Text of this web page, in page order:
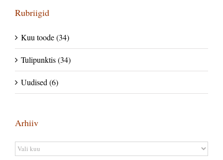
Rubriigid
Kuu toode (34)
Tulipunktis (34)
Uudised (6)
Arhiiv
Arhiiv